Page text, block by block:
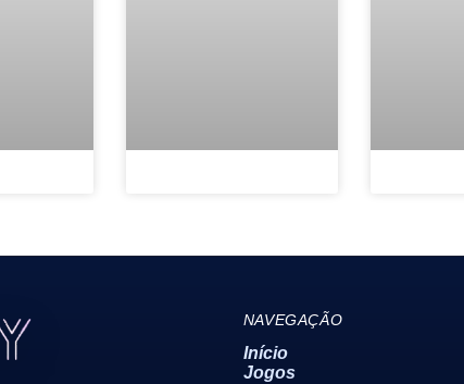
NAVEGAÇÃO
Início
Jogos